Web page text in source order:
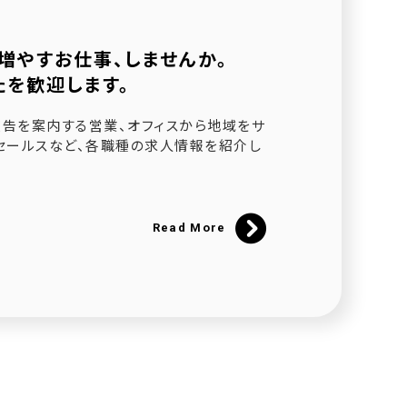
した
た
すお仕事、しませんか。
歓迎します。
を案内する営業、オフィスから地域をサ
ールスなど、各職種の求人情報を紹介し
Read More